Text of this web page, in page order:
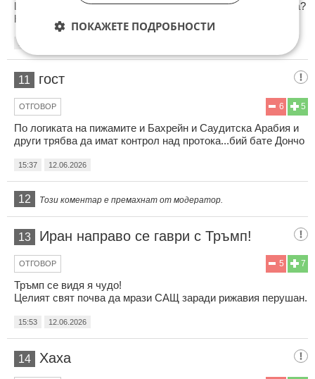
Що няма читава рафинерия в пе де Рассия и са без горива?
Нямат ПВО ли?
15:32
11 гост
5
6
ОТГОВОР
По логиката на пижамите и Бахрейн и Саудитска Арабия и
други трябва да имат контрол над протока...бий бате Дончо
15:37 12.06.2026
12 Този коментар е премахнат от модератор.
13 Иран направо се гаври с Тръмп!
7
5
ОТГОВОР
Тръмп се видя я чудо!
Целият свят почва да мрази САЩ заради рижавия перушан.
15:53 12.06.2026
14 Хаха
ПОКАЖЕТЕ ПОДРОБНОСТИ